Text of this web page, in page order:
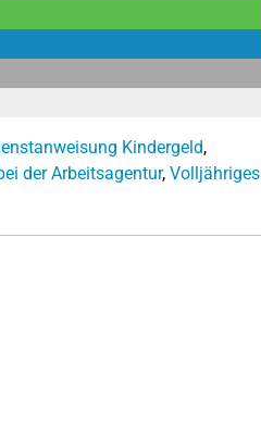
Kindergeld,
der Arbeitsagentur, Volljähriges